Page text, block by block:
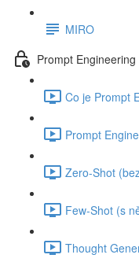
MIRO
Prompt Engineering
Co je Prompt
Prompt
Zero-Shot
Few-Shot (s
Thought